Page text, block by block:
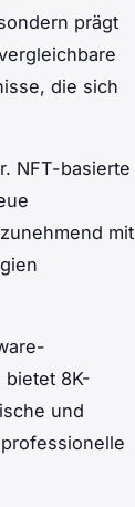
prägt
die sich
NFT-basierte
mit
bietet 8K-
und